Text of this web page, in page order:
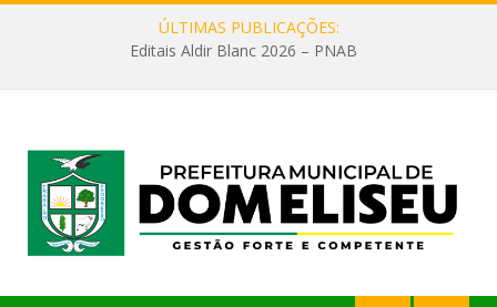
ÚLTIMAS PUBLICAÇÕES:
Editais Aldir Blanc 2026 – PNAB